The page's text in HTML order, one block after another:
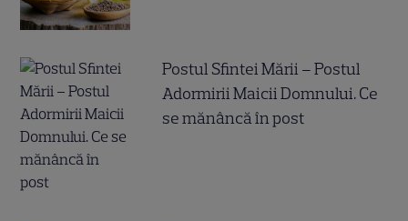
Postul Sfintei Mării – Postul
Adormirii Maicii Domnului. Ce
se mănâncă în post